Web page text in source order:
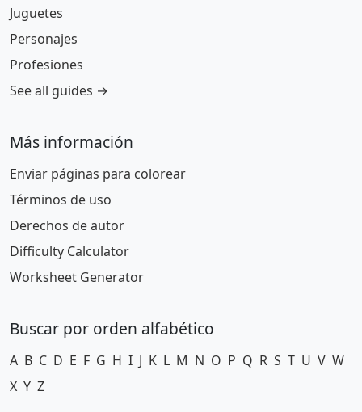
Juguetes
Personajes
Profesiones
See all guides →
Más información
Enviar páginas para colorear
Términos de uso
Derechos de autor
Difficulty Calculator
Worksheet Generator
Buscar por orden alfabético
A B C D E F G H I J K L M N O P Q R S T U V W
X Y Z